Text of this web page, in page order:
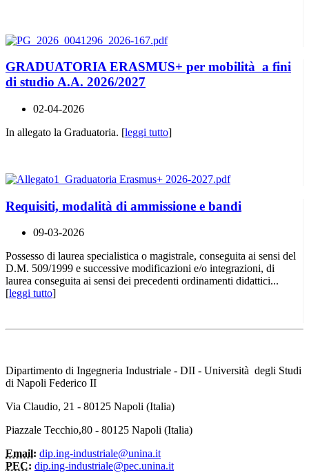
GRADUATORIA ERASMUS+ per mobilità a fini
di studio A.A. 2026/2027
02-04-2026
In allegato la Graduatoria. [leggi tutto]
Requisiti, modalità di ammissione e bandi
09-03-2026
Possesso di laurea specialistica o magistrale, conseguita ai sensi del
D.M. 509/1999 e successive modificazioni e/o integrazioni, di
laurea conseguita ai sensi dei precedenti ordinamenti didattici...
[leggi tutto]
Dipartimento di Ingegneria Industriale - DII - Università degli Studi
di Napoli Federico II
Via Claudio, 21 - 80125 Napoli (Italia)
Piazzale Tecchio,80 - 80125 Napoli (Italia)
Email: dip.ing-industriale@unina.it
PEC: dip.ing-industriale@pec.unina.it